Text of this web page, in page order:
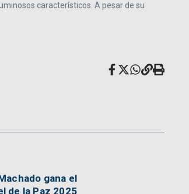
característicos. A pesar de su
gana el
de la Paz 2025